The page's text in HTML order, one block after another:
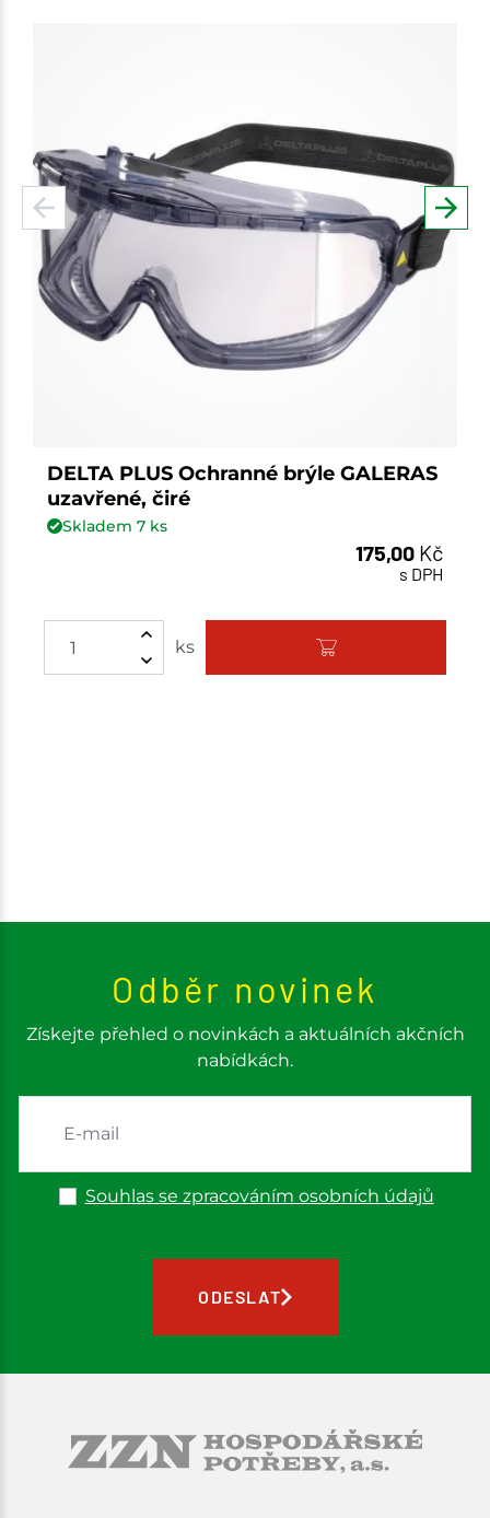
DELTA PLUS Ochranné brýle GALERAS
uzavřené, čiré
Skladem 7ks
175,00 Kč
s DPH
ks Množství
Odběr novinek
Získejte přehled o novinkách a aktuálních akčních
nabídkách.
Souhlas se zpracováním osobních údajů
ODESLAT